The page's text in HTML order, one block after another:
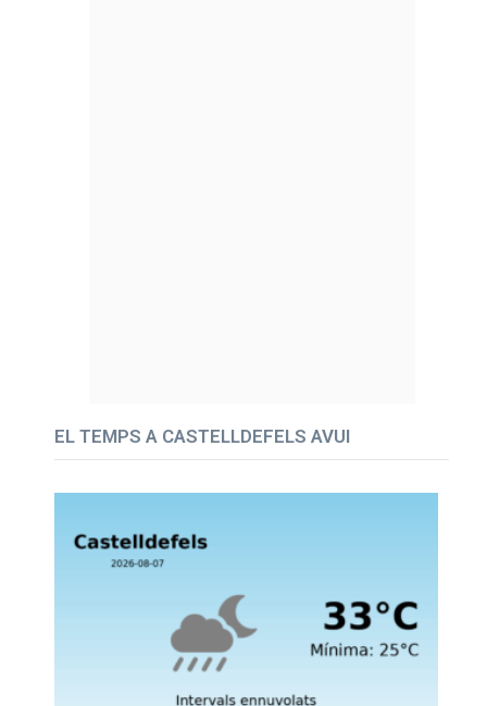
EL TEMPS A CASTELLDEFELS AVUI